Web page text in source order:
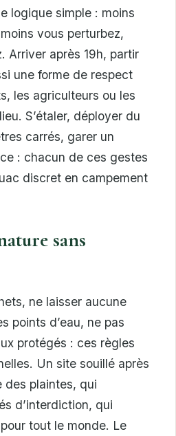
logique simple : moins
vous perturbez,
Arriver après 19h, partir
une forme de respect
les agriculteurs ou les
S’étaler, déployer du
carrés, garer un
: chacun de ces gestes
discret en campement
sans
ne laisser aucune
points d’eau, ne pas
protégés : ces règles
Un site souillé après
des plaintes, qui
d’interdiction, qui
tout le monde. Le